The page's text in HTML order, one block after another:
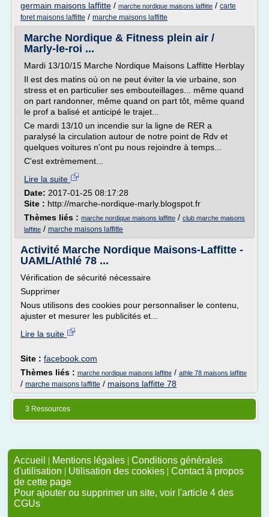
germain maisons laffitte / marche nordique maisons laffitte / carte
foret maisons laffitte / marche maisons laffitte
Marche Nordique & Fitness plein air /
Marly-le-roi ...
Mardi 13/10/15 Marche Nordique Maisons Laffitte Herblay
Il est des matins où on ne peut éviter la vie urbaine, son
stress et en particulier ses embouteillages... même quand
on part randonner, même quand on part tôt, même quand
le prof a balisé et anticipé le trajet...
Ce mardi 13/10 un incendie sur la ligne de RER a
paralysé la circulation autour de notre point de Rdv et
quelques voitures n'ont pu nous rejoindre à temps...
C'est extrèmement...
Lire la suite
Date: 2017-01-25 08:17:28
Site : http://marche-nordique-marly.blogspot.fr
Thèmes liés : marche nordique maisons laffitte / club marche maisons
laffitte / marche maisons laffitte
Activité Marche Nordique Maisons-Laffitte -
UAML/Athlé 78 ...
Vérification de sécurité nécessaire
Supprimer
Nous utilisons des cookies pour personnaliser le contenu,
ajuster et mesurer les publicités et...
Lire la suite
Site : facebook.com
Thèmes liés : marche nordique maisons laffitte / athle 78 maisons laffitte
/ marche maisons laffitte / maisons laffitte 78
3 Ressources
Accueil | Mentions légales | Conditions générales
d'utilisation | Utilisation des cookies | Contact à propos
de cette page
Pour ajouter ou supprimer un site, voir l'article 4 des
CGUs